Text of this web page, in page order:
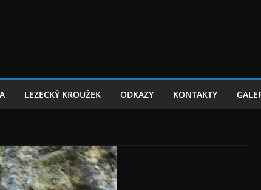
LEZECKÝ KROUŽEK ODKAZY KONTAKTY